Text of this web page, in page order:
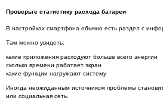
Проверьте статистику расхода батареи
В настройках смартфона обычно есть раздел с
Там можно увидеть:
какие приложения расходуют больше всего энергии
сколько времени работает экран
какие функции нагружают систему
Иногда неожиданным источником проблемы
или социальная сеть.